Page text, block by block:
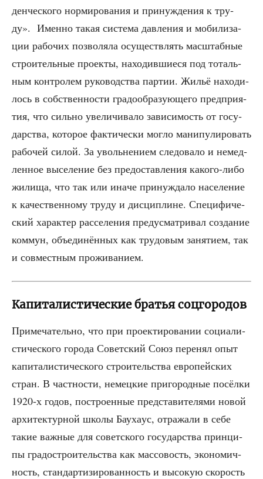
ден­че­ско­го нор­ми­ро­ва­ния и при­нуж­де­ния к тру­
ду». Имен­но такая систе­ма дав­ле­ния и моби­ли­за­
ции рабо­чих поз­во­ля­ла осу­ществ­лять мас­штаб­ные
стро­и­тель­ные про­ек­ты, нахо­див­ши­е­ся под тоталь­
ным кон­тро­лем руко­вод­ства пар­тии. Жильё нахо­ди­
лось в соб­ствен­но­сти гра­до­об­ра­зу­ю­ще­го пред­при­я­
тия, что силь­но уве­ли­чи­ва­ло зави­си­мость от госу­
дар­ства, кото­рое фак­ти­че­ски мог­ло мани­пу­ли­ро­вать
рабо­чей силой. За уволь­не­ни­ем сле­до­ва­ло и немед­
лен­ное высе­ле­ние без предо­став­ле­ния како­го-либо
жили­ща, что так или ина­че при­нуж­да­ло насе­ле­ние
к каче­ствен­но­му тру­ду и дис­ци­плине. Спе­ци­фи­че­
ский харак­тер рас­се­ле­ния преду­смат­ри­вал созда­ние
ком­мун, объ­еди­нён­ных как тру­до­вым заня­ти­ем, так
и сов­мест­ным проживанием.
Капиталистические братья соцгородов
При­ме­ча­тель­но, что при про­ек­ти­ро­ва­нии соци­а­ли­
сти­че­ско­го горо­да Совет­ский Союз пере­нял опыт
капи­та­ли­сти­че­ско­го стро­и­тель­ства евро­пей­ских
стран. В част­но­сти, немец­кие при­го­род­ные посёл­ки
1920‑х годов, постро­ен­ные пред­ста­ви­те­ля­ми новой
архи­тек­тур­ной шко­лы Бауха­ус, отра­жа­ли в себе
такие важ­ные для совет­ско­го госу­дар­ства прин­ци­
пы гра­до­стро­и­тель­ства как мас­со­вость, эко­но­мич­
ность, стан­дар­ти­зи­ро­ван­ность и высо­кую ско­рость